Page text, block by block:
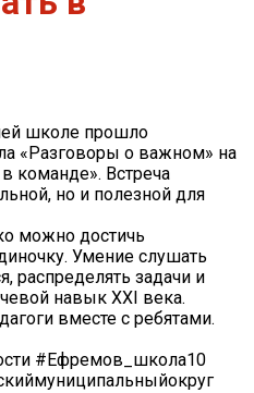
школе прошло
«Разговоры о важном» на
команде». Встреча
но и полезной для
можно достичь
Умение слушать
распределять задачи и
навык XXI века.
вместе с ребятами.
#Ефремов_школа10